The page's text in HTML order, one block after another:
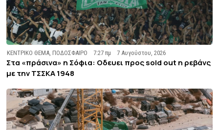
ΚΕΝΤΡΙΚΟ ΘΕΜΑ ,ΠΟΔΟΣΦΑΙΡΟ 7:27 πμ 7 Αυγούστου, 2026
Στα «πράσινα» η Σόφια: Οδευει προς sold out η ρεβάνς
με την ΤΣΣΚΑ 1948